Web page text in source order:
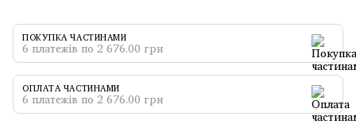
ПОКУПКА ЧАСТИНАМИ
6 платежів по 2 676.00 грн
ОПЛАТА ЧАСТИНАМИ
6 платежів по 2 676.00 грн